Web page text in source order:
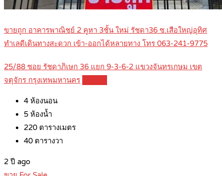
ขายถูก อาคารพาณิชย์ 2 คูหา 3ชั้น ใหม่ รัชดา36 ซ.เสือใหญ่อุทิศ
ทำเลดีเดินทางสะดวก เข้า-ออกได้หลายทาง โทร 063-241-9775
25/88 ซอย รัชดาภิเษก 36 แยก 9-3-6-2 แขวงจันทรเกษม เขต
จตุจักร กรุงเทพมหานคร
4 ห้องนอน
5 ห้องน้ำ
220 ตารางเมตร
40 ตารางวา
2 ปี ago